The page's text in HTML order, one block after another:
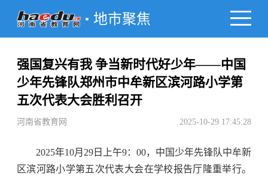
地市聚焦
强国复兴有我 争当新时代好少年——中国
少年先锋队郑州市中牟新区滨河路小学第
五次代表大会胜利召开
河南省教育网 2025-10-29 17:45:28
2025年10月29日上午9：00，中国少年先锋队中牟新
区滨河路小学第五次代表大会在学校报告厅隆重举行。